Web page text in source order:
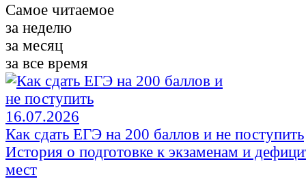
Самое читаемое
за неделю
за месяц
за все время
16.07.2026
Как сдать ЕГЭ на 200 баллов и не поступить
История о подготовке к экзаменам и
мест